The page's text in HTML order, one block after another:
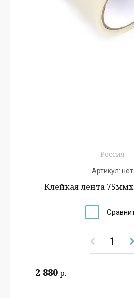
Россия
Артикул: нет
Клейкая лента
2 880 р.